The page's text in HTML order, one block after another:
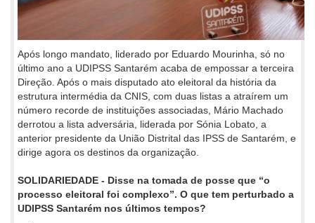
Após longo mandato, liderado por Eduardo Mourinha, só no
último ano a UDIPSS Santarém acaba de empossar a terceira
Direção. Após o mais disputado ato eleitoral da história da
estrutura intermédia da CNIS, com duas listas a atraírem um
número recorde de instituições associadas, Mário Machado
derrotou a lista adversária, liderada por Sónia Lobato, a
anterior presidente da União Distrital das IPSS de Santarém, e
dirige agora os destinos da organização.
SOLIDARIEDADE - Disse na tomada de posse que “o
processo eleitoral foi complexo”. O que tem perturbado a
UDIPSS Santarém nos últimos tempos?